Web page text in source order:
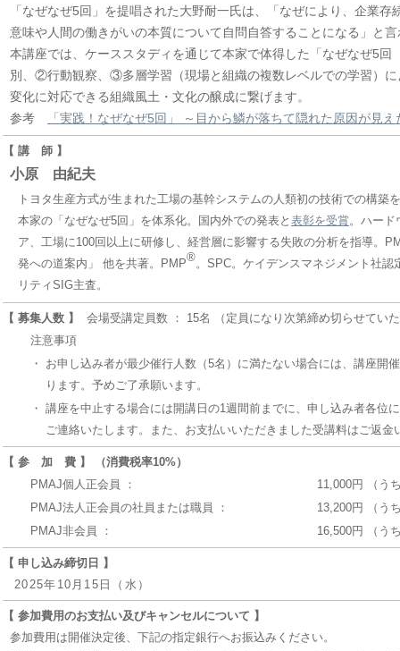
「なぜなぜ5回」を提唱された大野耐一氏は、「なぜにより、企業存
意味や人間の働きがいの本質について自問自答することになる」と
本講座では、ケーススタディを通じて本家で体得した「なぜなぜ5
別、②行動観察、③多層学習（現場と組織の複数レベルでの学習）に
変化に対応できる組織風土・文化の醸成に繋げます。
参考
「実践！なぜなぜ5回」 ～目から鱗が落ちて隠れた原因が見え
【 講 師 】
小原 由紀夫
トヨタ生産方式が生まれた工場の基幹システムの人類初の技術での構築
本家の「なぜなぜ5回」を体系化。国内外での発表と 表彰を受賞。ハード
ア、工場に100回以上に研修し、経営層に影響する失敗の分析を指導。
発への道案内」 他を共著。PMP
®
。SPC。ケイデンスマネジメント社認
リティSIG主査。
【 募集人数 】 会場受講定員数 ： 15名 （定員になり次第締め切らせてい
注意事項
・
お申し込み者が最少催行人数（5名）に満たない場合には、講座開
ります。予めご了承願います。
・ 講座を中止する場合には開講日の1週間前までに、申し込み者各位
ご連絡いたします。また、お支払いいただきました受講料はご返金
【 参 加 費 】 （消費税率10%）
PMAJ個人正会員 ：
11,000円 （う
PMAJ法人正会員の社員または職員 ：
13,200円 （う
PMAJ非会員 ：
16,500円 （う
【 申し込み締切日 】
2025年10月15日（水）
【 参加費用のお支払い及びキャンセルについて 】
参加費用は開催決定後、下記の指定銀行へお振込みください。